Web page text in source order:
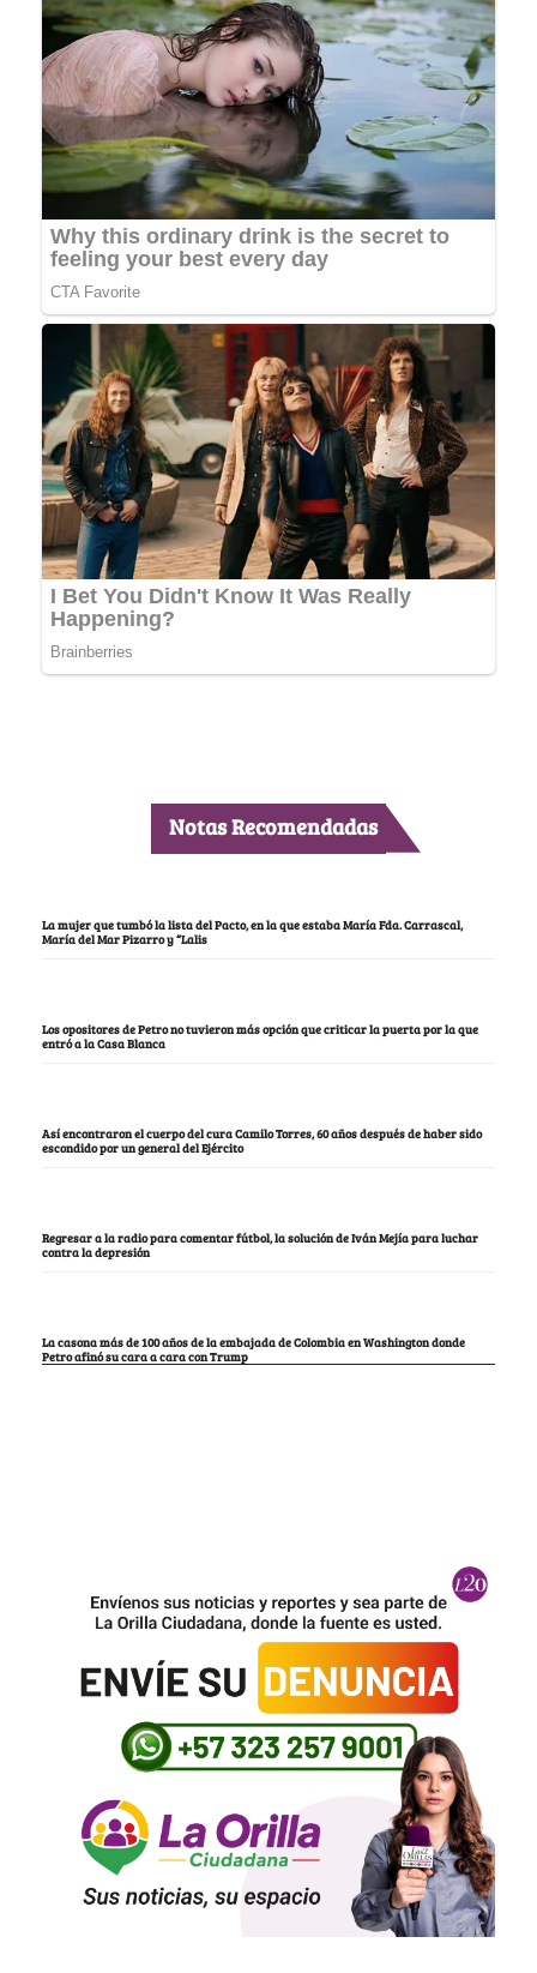
Notas Recomendadas
La mujer que tumbó la lista del Pacto, en la que estaba María Fda. Carrascal,
María del Mar Pizarro y “Lalis
Los opositores de Petro no tuvieron más opción que criticar la puerta por la que
entró a la Casa Blanca
Así encontraron el cuerpo del cura Camilo Torres, 60 años después de haber sido
escondido por un general del Ejército
Regresar a la radio para comentar fútbol, la solución de Iván Mejía para luchar
contra la depresión
La casona más de 100 años de la embajada de Colombia en Washington donde
Petro afinó su cara a cara con Trump